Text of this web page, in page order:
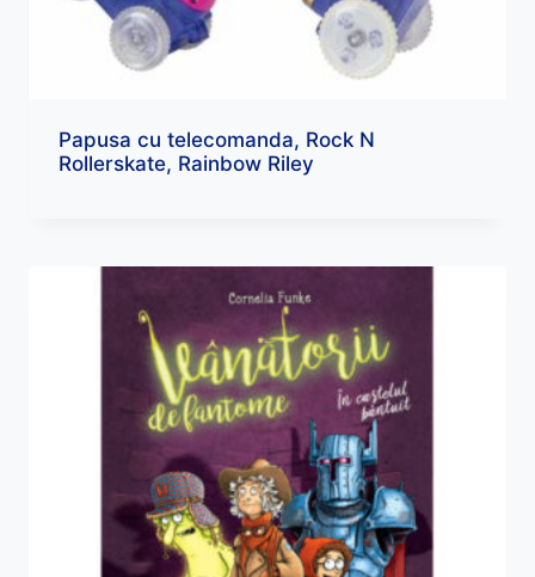
Papusa cu telecomanda, Rock N
Rollerskate, Rainbow Riley